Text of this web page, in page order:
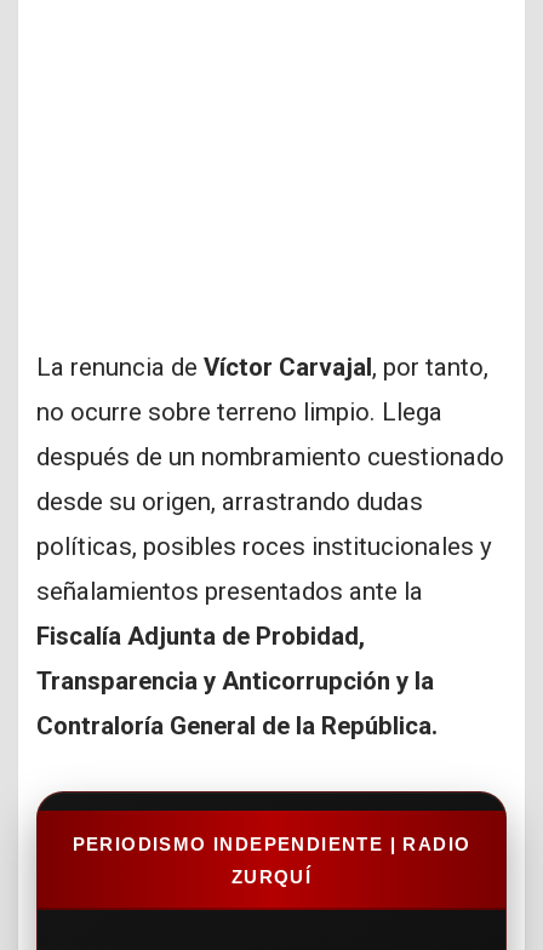
La renuncia de Víctor Carvajal, por tanto,
no ocurre sobre terreno limpio. Llega
después de un nombramiento cuestionado
desde su origen, arrastrando dudas
políticas, posibles roces institucionales y
señalamientos presentados ante la
Fiscalía Adjunta de Probidad,
Transparencia y Anticorrupción y la
Contraloría General de la República.
PERIODISMO INDEPENDIENTE | RADIO
ZURQUÍ